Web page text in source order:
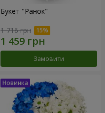
Букет "Ранок"
1 716 грн
Замовити